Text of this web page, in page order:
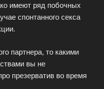
имеют ряд побочных
спонтанного секса
партнера, то какими
вы не
презерватив во время